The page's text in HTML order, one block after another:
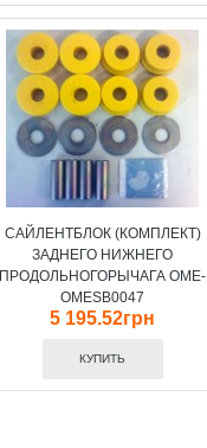
САЙЛЕНТБЛОК (КОМПЛЕКТ)
ЗАДНЕГО НИЖНЕГО
ПРОДОЛЬНОГОРЫЧАГА OME-
OMESB0047
5 195.52грн